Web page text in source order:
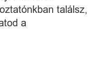
A TERMÉK
DoubleWall Rim
Újszerű állapotban –
találsz,
a